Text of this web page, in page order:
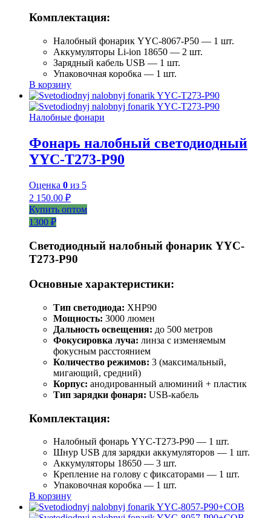
Комплектация:
Налобный фонарик YYC-8067-P50 — 1 шт.
Аккумуляторы Li-ion 18650 — 2 шт.
Зарядный кабель USB — 1 шт.
Упаковочная коробка — 1 шт.
В корзину
Налобные фонари
Фонарь налобный светодиодный
YYC-T273-P90
Оценка 0 из 5
2 150.00 ₽
Купить оптом
1300 ₽
Светодиодный налобный фонарик YYC-
T273-P90
Основные характеристики:
Тип светодиода: XHP90
Мощность: 3000 люмен
Дальность освещения: до 500 метров
Фокусировка луча: линза с изменяемым
фокусным расстоянием
Количество режимов: 3 (максимальный,
мигающий, средний)
Корпус: анодированный алюминий + пластик
Тип зарядки фонаря: USB-кабель
Комплектация:
Налобный фонарь YYC-T273-P90 — 1 шт.
Шнур USB для зарядки аккумуляторов — 1 шт.
Аккумуляторы 18650 — 3 шт.
Крепление на голову с фиксаторами — 1 шт.
Упаковочная коробка — 1 шт.
В корзину